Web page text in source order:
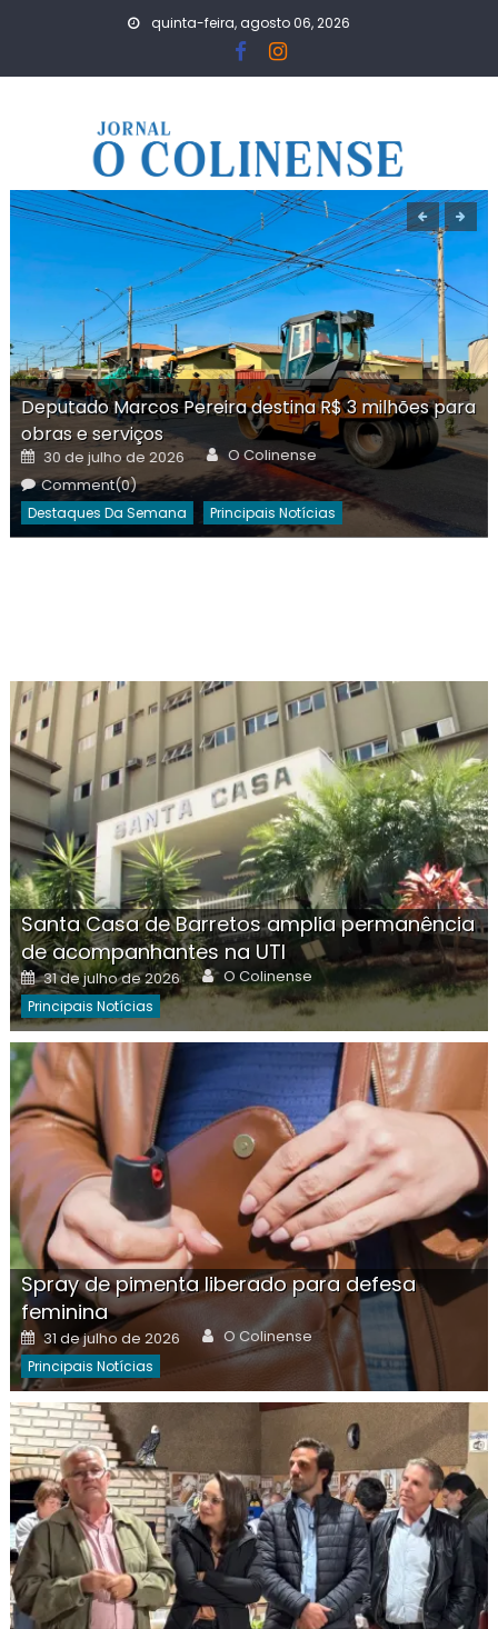
quinta-feira, agosto 06, 2026
Deputado Marcos Pereira destina R$ 3 milhões para
obras e serviços
Posted
on
30 de julho de 2026 Author
O Colinense
Comment(0)
Destaques Da Semana Principais Notícias
Santa Casa de Barretos amplia permanência
de acompanhantes na UTI
Posted
on
31 de julho de 2026 Author
O Colinense
Principais Notícias
Spray de pimenta liberado para defesa
feminina
Posted
on
31 de julho de 2026 Author
O Colinense
Principais Notícias